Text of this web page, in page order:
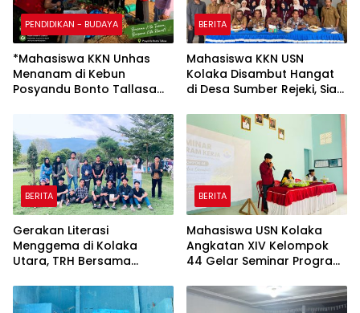
PENDIDIKAN - BUDAYA
*Mahasiswa KKN Unhas
Menanam di Kebun
Posyandu Bonto Tallasa
Penanaman dengan
Memanfaatkan Bahan
Organik Sekitar Kuliah
Kerja Nyata (KKN)*
BERITA
Mahasiswa KKN USN
Kolaka Disambut Hangat
di Desa Sumber Rejeki, Siap
Pemberdayaan
Masyarakat
BERITA
Gerakan Literasi
Menggema di Kolaka
Utara, TRH Bersama
Gelar Lapak Baca Terbuka
BERITA
Mahasiswa USN Kolaka
Angkatan XIV Kelompok
44 Gelar Seminar Program
Onembute